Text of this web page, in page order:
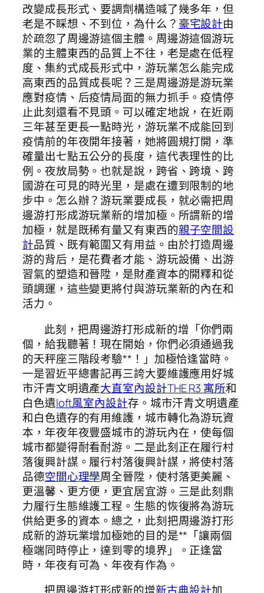
改變成長形式、要調劑構造喊了幾多年，但
老是不睬想、不到位，為什么？ 豪宅設計由
於疏忽了周邊游這個主體。周邊游這個游玩
業的主體東西的品質上不往，老是處在低程
度、集約式成長形式中，游玩業怎么能完成
高東西的品質成長呢？三是周邊游是游玩業
應對疫情、后疫情局面的無力抓手。疫情停
止此刻還看不見頭。可以確定地說，在近兩
三年甚至更長一點時光，游玩業不成能回到
疫情前的年夜開年接著，她將圓規打開，準
確量出七點五公分的長度，這代表理性的比
例。夜放局勢。也就是說，跨省、跨境、跨
國游在可見的時光里，是處在遭到限制的地
步中。怎么辦？游玩業要成長，就必需把周
邊游打形成游玩業新的增加極。所謂新的增
加極，就是既稀有量又有東西的親子空間設
計品質、既有範圍又有用益。由於打造周邊
游的背后，是花費者才能、游玩設備、出游
習氣的塑造和晉陞，是財產資本的開釋和從
頭調運，這些變更將付與游玩業新的內在和
活力。
此刻，把周邊游打形成新的增「你們兩
個，給我聽著！現在開始，你們必須通過我
的天秤座三階段考驗**！」加極恰逢當時。
一是習近平總書記再三誇大要維護應用好城
市汗青文明遺產大直室內設計THE R3 寓所和
白色遺loft風室內設計存。城市汗青文明遺產
和白色遺存的有用維護，城市轉化為游玩資
本，年夜年夜豐盛城市的游玩內在，使每個
城市都變得耐看耐游。二是此刻正在履行村
落復興計謀。履行村落復興計謀，將使村落
品德空間心理學周全晉陞，使村落更美麗、
更溫馨、更方便，更宜居宜游。三是此刻鼎
力履行生態維護工程。生態的恢復將為游玩
供給更多的資本。總之，此刻把周邊游打形
成新的游玩業增加極她的目的是**「讓兩個
極端同時停止，達到零的境界」。正逢當
時，年夜有可為、年夜有作為。